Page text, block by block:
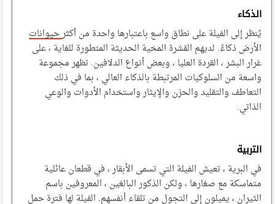
الذكاء
يُنظر إلى الفيلة على نطاق واسع باعتبارها واحدة من أكثر حيوانات
الأرض ذكاءً. لديهم القشرة المخية الحديثة المتطورة للغاية ، على
غرار البشر ، القردة العليا ، وبعض أنواع الدلافين. تظهر مجموعة
واسعة من السلوكيات المرتبطة بالذكاء العالي ، بما في ذلك
التعاطف والتقليد والحزن والإيثار واستخدام الأدوات والوعي
الذاتي.
التربية
في البرية ، تعيش الفيلة التي تسمى الأبقار ، في قطعان عائلية
متماسكة مع صغارها ، ولكن الذكور البالغين ، المعروفين باسم
الثيران ، يميلون إلى التجول من تلقاء أنفسهم. الفيلة لها فترة حمل